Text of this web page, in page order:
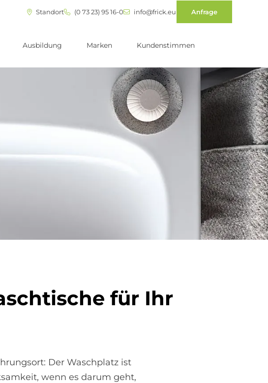
Standort (0 73 23) 95 16-0 info@frick.eu Anfrage
Ausbildung Marken Kundenstimmen
für Ihr
Der Waschplatz ist
wenn es darum geht,